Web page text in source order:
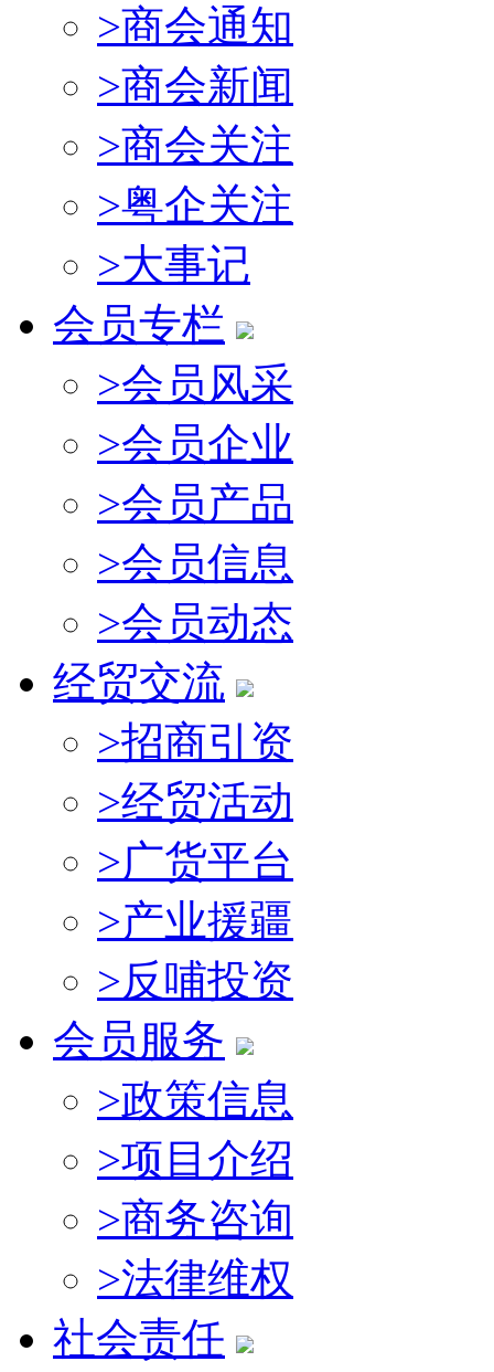
>商会通知
>商会新闻
>商会关注
>粤企关注
>大事记
会员专栏
>会员风采
>会员企业
>会员产品
>会员信息
>会员动态
经贸交流
>招商引资
>经贸活动
>广货平台
>产业援疆
>反哺投资
会员服务
>政策信息
>项目介绍
>商务咨询
>法律维权
社会责任